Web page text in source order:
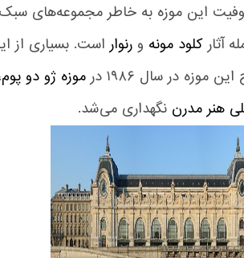
این موزه به خاطر مجموعه‌های سبک
کلود مونهورنواراست. بسیاری از این
در سال ۱۹۸۶ در
موزه ژو دو پوم ،
مدرننگهداری می‌شد.